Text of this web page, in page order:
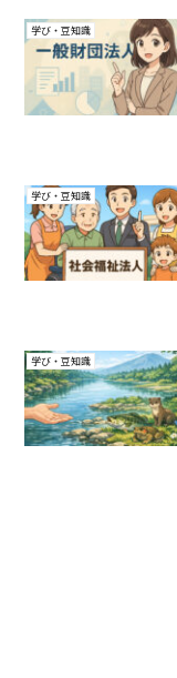
学び・豆知識
学び・豆知識
学び・豆知識